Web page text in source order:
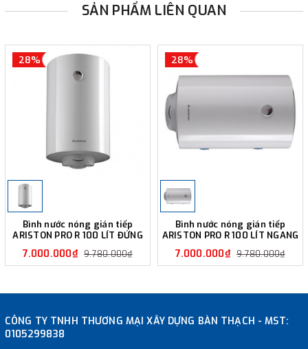
SẢN PHẨM LIÊN QUAN
28%
Bình nước nóng gián tiếp
ARISTON PRO R 100 LÍT ĐỨNG
7.000.000₫ 9.780.000₫
28%
Bình nước nóng gián tiếp
ARISTON PRO R 100 LÍT NGANG
7.000.000₫ 9.780.000₫
CÔNG TY TNHH THƯƠNG MẠI XÂY DỰNG BÀN THẠCH - MST:
0105299838